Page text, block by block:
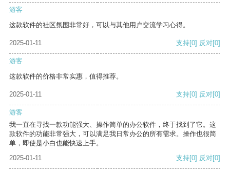
游客
这款软件的社区氛围非常好，可以与其他用户交流学习心得。
2025-01-11 支持[0] 反对[0]
游客
这款软件的价格非常实惠，值得推荐。
2025-01-11 支持[0] 反对[0]
游客
我一直在寻找一款功能强大、操作简单的办公软件，终于找到了它。这
款软件的功能非常强大，可以满足我日常办公的所有需求。操作也很简
单，即使是小白也能快速上手。
2025-01-11
支持[0] 反对[0]